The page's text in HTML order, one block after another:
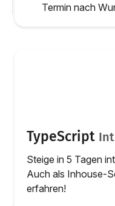
Termin nach
TypeScript
Steige in 5 Tagen
Auch als Inhouse-
erfahren!